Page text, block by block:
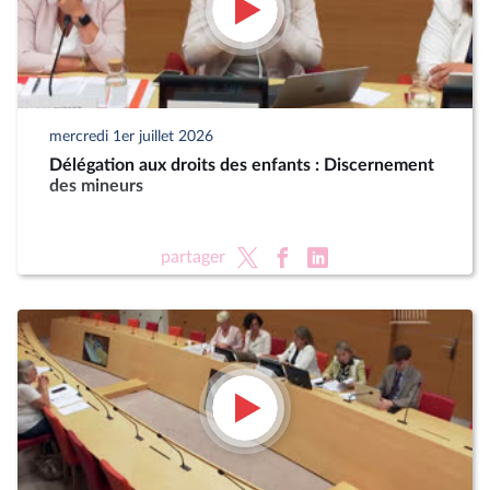
mercredi 1er juillet 2026
Délégation aux droits des enfants : Discernement
des mineurs
partager